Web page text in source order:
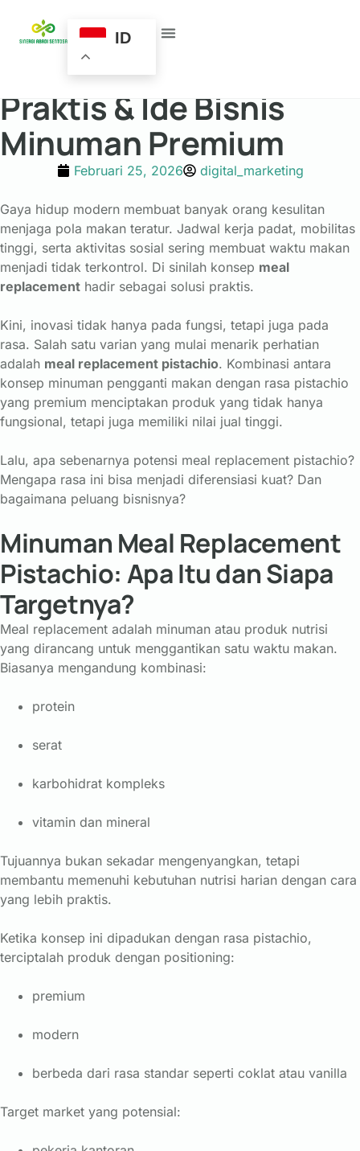
ID
Meal Replacement
Pistachio: Solusi Diet
Praktis & Ide Bisnis
Minuman Premium
Februari 25, 2026 digital_marketing
Gaya hidup modern membuat banyak orang kesulitan
menjaga pola makan teratur. Jadwal kerja padat, mobilitas
tinggi, serta aktivitas sosial sering membuat waktu makan
menjadi tidak terkontrol. Di sinilah konsep meal
replacement hadir sebagai solusi praktis.
Kini, inovasi tidak hanya pada fungsi, tetapi juga pada
rasa. Salah satu varian yang mulai menarik perhatian
adalah meal replacement pistachio. Kombinasi antara
konsep minuman pengganti makan dengan rasa pistachio
yang premium menciptakan produk yang tidak hanya
fungsional, tetapi juga memiliki nilai jual tinggi.
Lalu, apa sebenarnya potensi meal replacement pistachio?
Mengapa rasa ini bisa menjadi diferensiasi kuat? Dan
bagaimana peluang bisnisnya?
Minuman Meal Replacement
Pistachio: Apa Itu dan Siapa
Targetnya?
Meal replacement adalah minuman atau produk nutrisi
yang dirancang untuk menggantikan satu waktu makan.
Biasanya mengandung kombinasi:
protein
serat
karbohidrat kompleks
vitamin dan mineral
Tujuannya bukan sekadar mengenyangkan, tetapi
membantu memenuhi kebutuhan nutrisi harian dengan cara
yang lebih praktis.
Ketika konsep ini dipadukan dengan rasa pistachio,
terciptalah produk dengan positioning:
premium
modern
berbeda dari rasa standar seperti coklat atau vanilla
Target market yang potensial: